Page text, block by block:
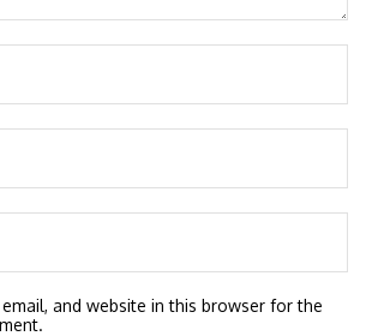
and website in this browser for the